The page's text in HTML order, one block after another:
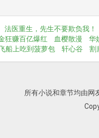
法医重生，先生不要欺负我！
狂赚百亿爆红 血樱散漫 华
船上吃到菠萝包 轩心谷 割
所有小说和章节均由网